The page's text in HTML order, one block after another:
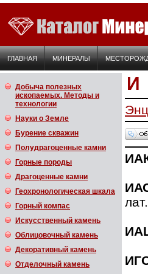
ГЛАВНАЯ МИНЕРАЛЫ
Добыча полезных
ископаемых. Методы и
технологии
Науки о Земле
Бурение скважин
Полудрагоценные камни
Горные породы
Драгоценные камни
Геохронологическая шкала
Горный компас
Искусственный камень
Облицовочный камень
Декоративный камень
Отделочный камень
И